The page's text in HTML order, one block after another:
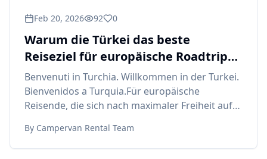
Feb 20, 2026 92 0
Warum die Türkei das beste
Reiseziel für europäische Roadtrips
ist
Benvenuti in Turchia. Willkommen in der Turkei.
Bienvenidos a Turquia.Für europäische
Reisende, die sich nach maximaler Freiheit auf
By Campervan Rental Team